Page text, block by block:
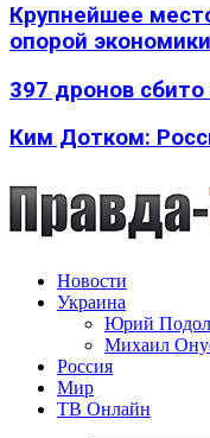
Крупнейшее
опорой
397 дронов
Ким Дотком:
Новости
Украина
Юрий
Михаил
Россия
Мир
ТВ Онлайн